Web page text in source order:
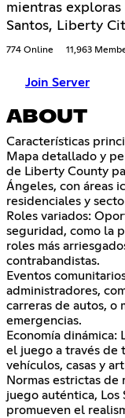
mientras
Santos, Liberty
774 Online 11,963
Join Server
ABOUT
Características
Mapa detallado y
de Liberty County
Ángeles, con áreas
residenciales y
Roles variados:
seguridad, como la
roles más
contrabandistas.
Eventos
administradores,
carreras de autos, o
emergencias.
Economía
el juego a través de
vehículos, casas y
Normas estrictas de
juego auténtica, Los
promueven el